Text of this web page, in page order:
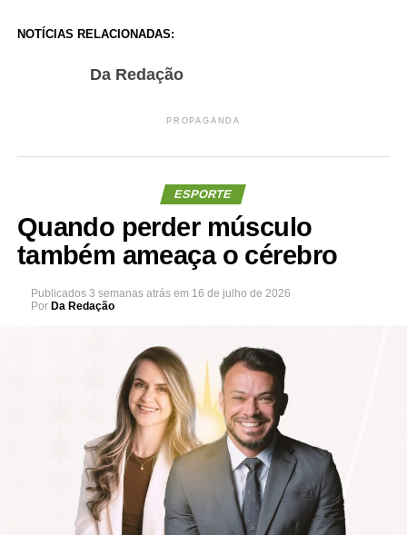
NOTÍCIAS RELACIONADAS:
Da Redação
PROPAGANDA
ESPORTE
Quando perder músculo
também ameaça o cérebro
Publicados 3 semanas atrás em 16 de julho de 2026
Por Da Redação